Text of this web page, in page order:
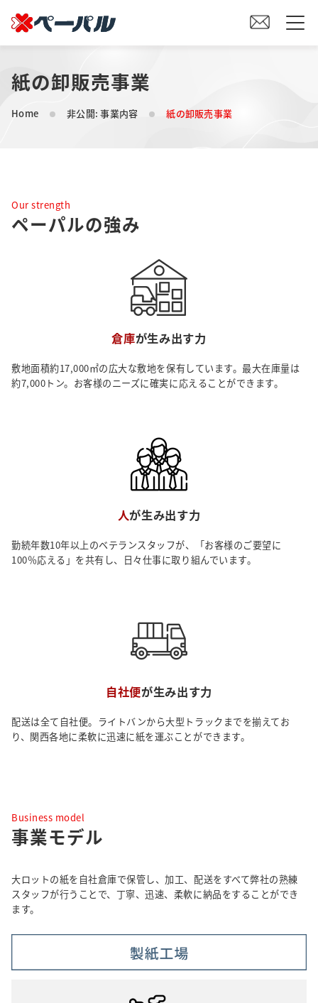
HOME
初めての方へ
オリジナル素材製造をご検討の方へ
トピックス
紙の卸販売事業
Home 非公開: 事業内容 紙の卸販売事業
Our strength
ペーパルの強み
倉庫が生み出す力
敷地面積約17,000㎡の広大な敷地を保有しています。最大在庫量は
約7,000トン。お客様のニーズに確実に応えることができます。
人が生み出す力
勤続年数10年以上のベテランスタッフが、「お客様のご要望に
100％応える」を共有し、日々仕事に取り組んでいます。
自社便が生み出す力
配送は全て自社便。ライトバンから大型トラックまでを揃えてお
り、関西各地に柔軟に迅速に紙を運ぶことができます。
Business model
事業モデル
大ロットの紙を自社倉庫で保管し、加工、配送をすべて弊社の熟練
スタッフが行うことで、丁寧、迅速、柔軟に納品をすることができ
ます。